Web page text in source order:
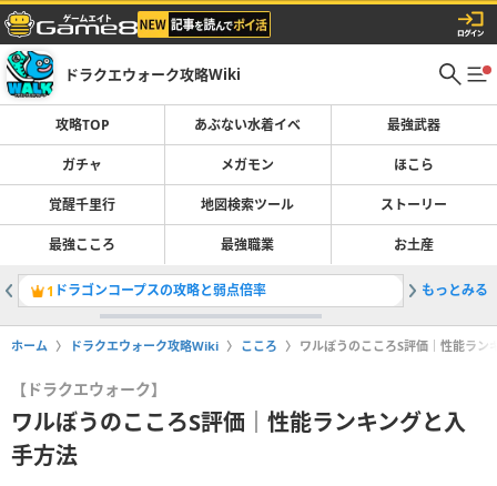
ドラクエウォーク攻略Wiki
攻略TOP あぶない水着イベ 最強武器
ガチャ メガモン ほこら
覚醒千里行 地図検索ツール ストーリー
最強こころ 最強職業 お土産
1 ドラゴンコープスの攻略と弱点倍率 2最強武
もっとみる
ホーム ドラクエウォーク攻略Wiki こころ ワルぼうのこころS評価｜性能ラン
【ドラクエウォーク】
ワルぼうのこころS評価｜性能ランキングと入
手方法